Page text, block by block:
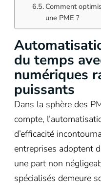
Comment
une PME ?
du temps
numériques
puissants
Dans la sphère des
compte,
d’efficacité
entreprises adoptent
une part non
spécialisés demeure